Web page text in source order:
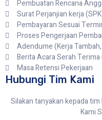
Pembuatan Rencana
Surat Perjanjian kerja
Pembayaran Sesuai
Proses Pengerjaan
Adendume (Kerja
Berita Acara Serah Terima
Masa Retensi Pekerjaan
Hubungi Tim Kami
Silakan tanyakan kepada
Kami